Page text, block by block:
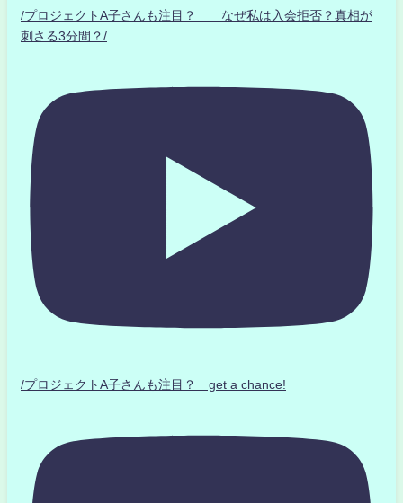
/プロジェクトA子さんも注目？ なぜ私は入会拒否？真相が
刺さる3分間？/
/プロジェクトA子さんも注目？ get a chance!